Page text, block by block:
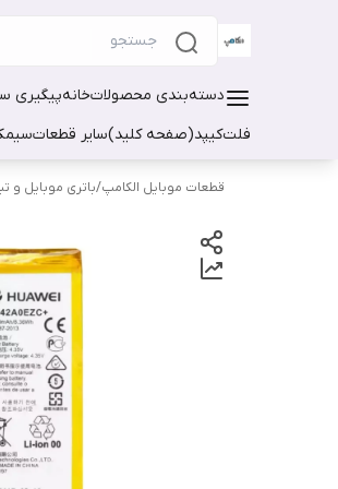
دسته‌بندی محصولاتخانهپیگیری
فلتکیپد(صفحه کلید)سایر قطعات
قطعات موبایل الکامپ/باتری موبایل و